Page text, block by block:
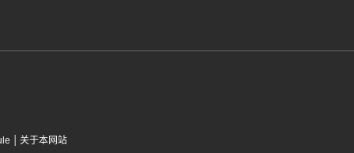
| 关于本网站